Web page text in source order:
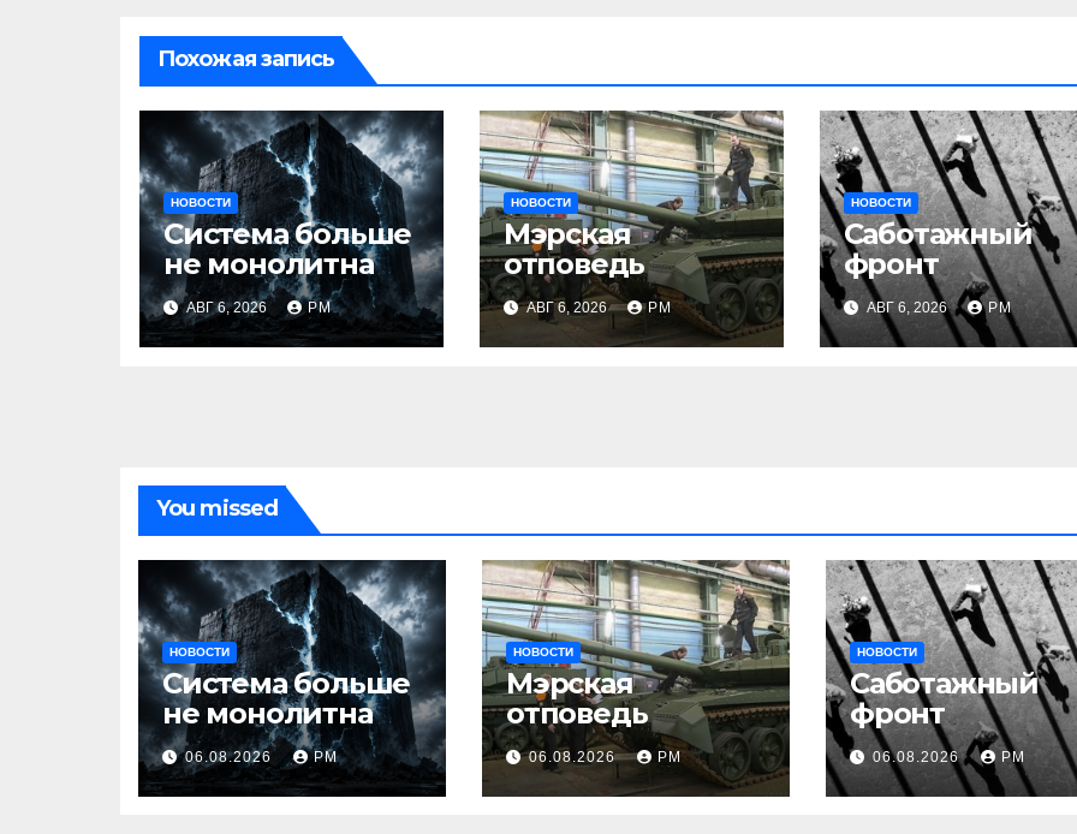
Похожая запись
НОВОСТИ
Система больше
не монолитна
АВГ 6, 2026 РМ
НОВОСТИ
Мэрская
отповедь
АВГ 6, 2026 РМ
НОВОСТИ
Саботажный
фронт
АВГ 6, 2026 РМ
You missed
НОВОСТИ
Система больше
не монолитна
06.08.2026 РМ
НОВОСТИ
Мэрская
отповедь
06.08.2026 РМ
НОВОСТИ
Саботажный
фронт
06.08.2026 РМ